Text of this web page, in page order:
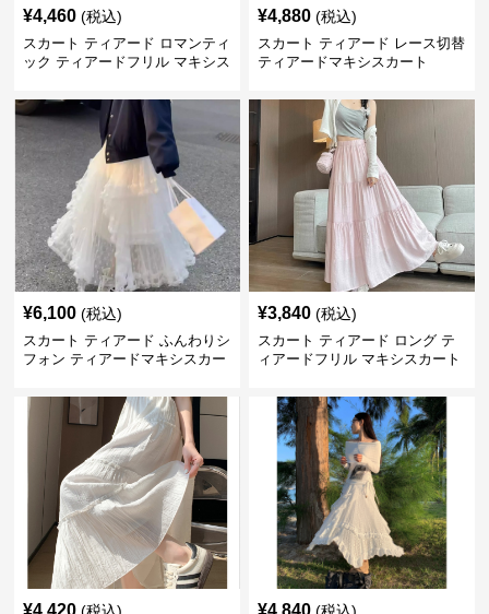
¥4,460 (税込)
スカート ティアード ロマンティ
ック ティアードフリル マキシス
¥4,880 (税込)
スカート ティアード レース切替
ティアードマキシスカート
¥6,100 (税込)
スカート ティアード ふんわりシ
フォン ティアードマキシスカー
¥3,840 (税込)
スカート ティアード ロング テ
ィアードフリル マキシスカート
¥4,420 ¥4,840